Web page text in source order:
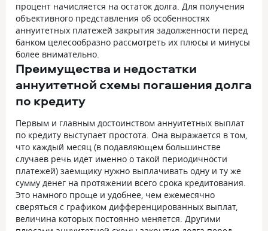
процент начисляется на остаток долга. Для получения
объективного представления об особенностях
аннуитетных платежей закрытия задолженности перед
банком целесообразно рассмотреть их плюсы и минусы
более внимательно.
Преимущества и недостатки
аннуитетной схемы погашения долга
по кредиту
Первым и главным достоинством аннуитетных выплат
по кредиту выступает простота. Она выражается в том,
что каждый месяц (в подавляющем большинстве
случаев речь идет именно о такой периодичности
платежей) заемщику нужно выплачивать одну и ту же
сумму денег на протяжении всего срока кредитования.
Это намного проще и удобнее, чем ежемесячно
сверяться с графиком дифференцированных выплат,
величина которых постоянно меняется. Другими